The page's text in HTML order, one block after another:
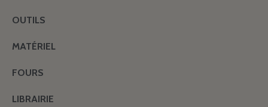
OUTILS
MATÉRIEL
FOURS
LIBRAIRIE